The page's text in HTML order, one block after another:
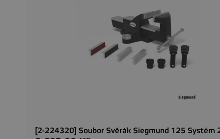
[2-224320] Soubor Svěrák Siegmund 125 Systém